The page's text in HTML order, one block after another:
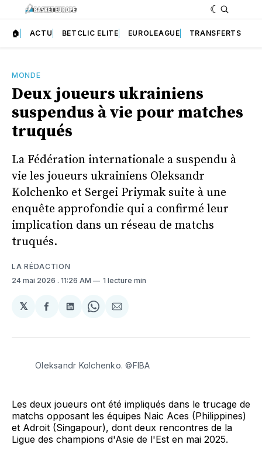
🏠 ACTU BETCLIC ELITE EUROLEAGUE TRANSFERTS
MONDE
Deux joueurs ukrainiens
suspendus à vie pour matches
truqués
La Fédération internationale a suspendu à
vie les joueurs ukrainiens Oleksandr
Kolchenko et Sergei Priymak suite à une
enquête approfondie qui a confirmé leur
implication dans un réseau de matchs
truqués.
LA RÉDACTION
24 mai 2026 . 11:26 AM 1 lecture min
𝕏
Partager
Facebook
Partager
LinkedIn
Share
WhatsApp
Partager
Courriel
Oleksandr Kolchenko. ©FIBA
Les deux joueurs ont été impliqués dans le trucage de
matchs opposant les équipes Naic Aces (Philippines)
et Adroit (Singapour), dont deux rencontres de la
Ligue des champions d'Asie de l'Est en mai 2025.